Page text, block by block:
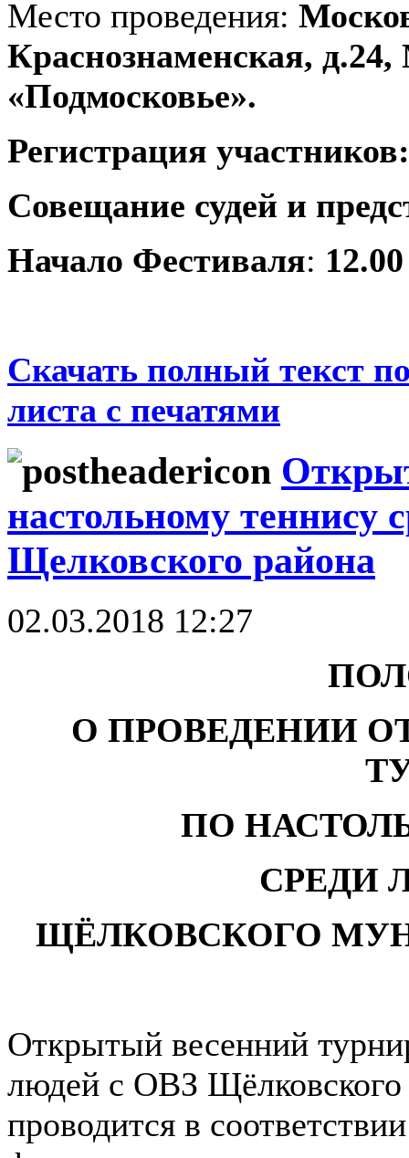
Место проведения:
Краснознаменская,
«Подмосковье».
Регистрация
Совещание судей и
Начало Фестиваля: 12.00
Скачать полный текст
листа с печатями
настольному теннису
Щелковского района
02.03.2018 12:27
О ПРОВЕДЕНИИ
ПО
СРЕДИ
ЩЁЛКОВСКОГО
Открытый весенний
людей с ОВЗ Щёлковского
проводится в